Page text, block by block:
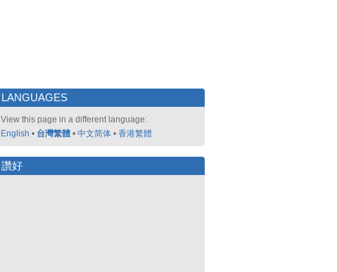
LANGUAGES
View this page in a different language:
English • 台灣繁體 • 中文简体 • 香港繁體
讚好